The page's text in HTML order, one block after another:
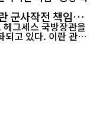
군사작전 책임”
그세스 국방장관을
되고 있다. 이란 관련
오른 가운데, 전쟁
정치권에
로 발의됐으며, 다수
으로 구성됐으며,